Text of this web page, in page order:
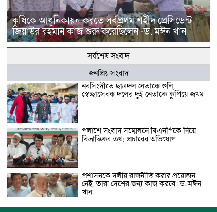
কৃষিকে আধুনিকায়ন করতে সর্বপ্রথম শহীদ প্রেসিডেন্ট
জিয়াউর রহমান কাজ শুরু করেছিলেন -ড. মঈন খান
সর্বশেষ সংবাদ
জনপ্রিয় সংবাদ
নরসিংদীতে ছাত্রদল নেতাকে গুলি,
স্বেচ্ছাসেবক দলের দুই নেতাকে কুপিয়ে জখম
পলাশে সংবাদ সম্মেলনে বিএনপিকে নিয়ে
বিভ্রান্তিকর তথ্য প্রচারের অভিযোগ
প্রশাসনকে দলীয় রাজনীতি করার প্রয়োজন
নেই, তারা দেশের জন্য কাজ করবে: ড. মঈন
খান